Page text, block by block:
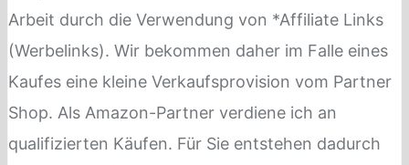
Arbeit durch die Verwendung von *Affiliate Links
(Werbelinks). Wir bekommen daher im Falle eines
Kaufes eine kleine Verkaufsprovision vom Partner
Shop. Als Amazon-Partner verdiene ich an
qualifizierten Käufen. Für Sie entstehen dadurch